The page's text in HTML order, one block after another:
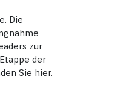
Die
zur
der
Sie hier.